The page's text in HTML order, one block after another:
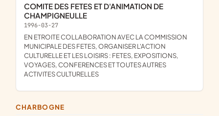
COMITE DES FETES ET D'ANIMATION DE
CHAMPIGNEULLE
1996-03-27
EN ETROITE COLLABORATION AVEC LA COMMISSION
MUNICIPALE DES FETES, ORGANISER L'ACTION
CULTURELLE ET LES LOISIRS : FETES, EXPOSITIONS,
VOYAGES, CONFERENCES ET TOUTES AUTRES
ACTIVITES CULTURELLES
CHARBOGNE